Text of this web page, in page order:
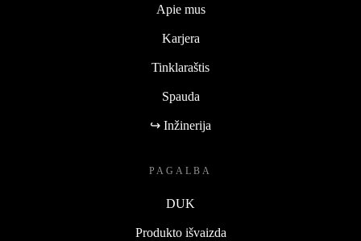
Apie mus
Karjera
Tinklaraštis
Spauda
↪ Inžinerija
PAGALBA
DUK
Produkto išvaizda